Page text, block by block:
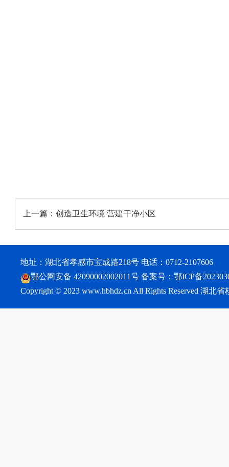
上一篇： 创造卫生环境 营建干净小区
地址：湖北省孝感市宝成路218号 电话：0712-2107606
鄂公网安备 42090002002011号 备案号： 鄂ICP备
Copyright © 2023 www.hbhdz.cn All Rights Reserved 湖北